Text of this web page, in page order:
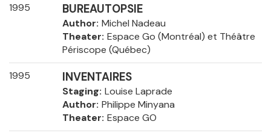
1995 BUREAUTOPSIE
Author Michel Nadeau
Theater Espace Go (Montréal) et Théâtre
Périscope (Québec)
1995 INVENTAIRES
Staging Louise Laprade
Author Philippe Minyana
Theater Espace GO